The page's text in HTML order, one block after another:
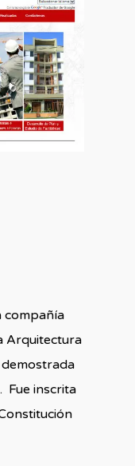
compañía
Arquitectura
Fue inscrita